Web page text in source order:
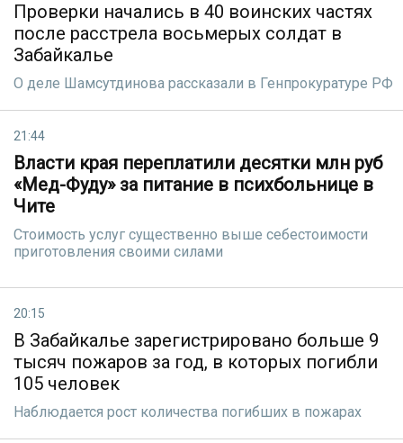
Проверки начались в 40 воинских частях
после расстрела восьмерых солдат в
Забайкалье
О деле Шамсутдинова рассказали в Генпрокуратуре РФ
21:44
Власти края переплатили десятки млн руб
«Мед-Фуду» за питание в психбольнице в
Чите
Стоимость услуг существенно выше себестоимости
приготовления своими силами
20:15
В Забайкалье зарегистрировано больше 9
тысяч пожаров за год, в которых погибли
105 человек
Наблюдается рост количества погибших в пожарах